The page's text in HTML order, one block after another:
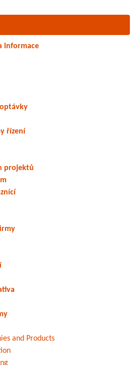
informace
řízení
projektů
and Products